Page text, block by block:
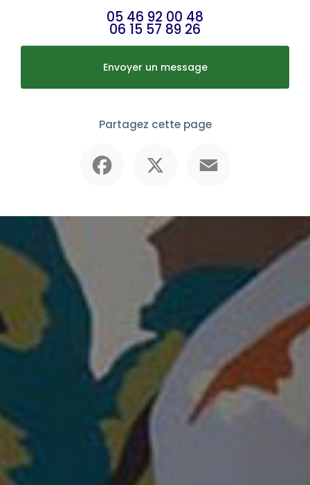
05 46 92 00 48
06 15 57 89 26
Envoyer un message
Partagez cette page